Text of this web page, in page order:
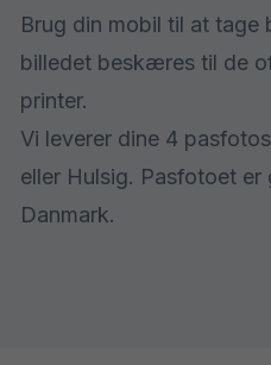
Brug din mobil til at tage
billedet beskæres til de
printer.
Vi leverer dine 4
eller Hulsig. Pasfotoet
Danmark.